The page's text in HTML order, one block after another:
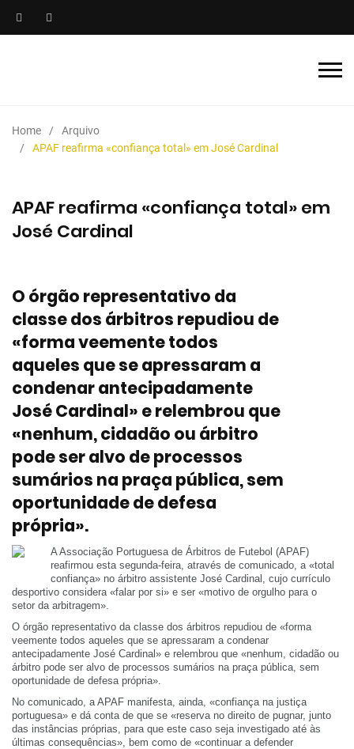
Home
Arquivo
APAF reafirma «confiança total» em José Cardinal
APAF reafirma «confiança total» em
José Cardinal
O órgão representativo da
classe dos árbitros repudiou de
«forma veemente todos
aqueles que se apressaram a
condenar antecipadamente
José Cardinal» e relembrou que
«nenhum, cidadão ou árbitro
pode ser alvo de processos
sumários na praça pública, sem
oportunidade de defesa
própria».
A Associação Portuguesa de Árbitros de Futebol (APAF)
reafirmou esta segunda-feira, através de comunicado, a «total
confiança» no árbitro assistente José Cardinal, cujo currículo
desportivo considera «falar por si» e ser «motivo de orgulho para o
setor da arbitragem».
O órgão representativo da classe dos árbitros repudiou de «forma
veemente todos aqueles que se apressaram a condenar
antecipadamente José Cardinal» e relembrou que «nenhum, cidadão ou
árbitro pode ser alvo de processos sumários na praça pública, sem
oportunidade de defesa própria».
No comunicado, a APAF manifesta, ainda, «confiança na justiça
portuguesa» e dá conta de que se «reserva no direito de pugnar, junto
das instâncias próprias, para que este caso seja investigado até às
últimas consequências», bem como de «continuar a defender